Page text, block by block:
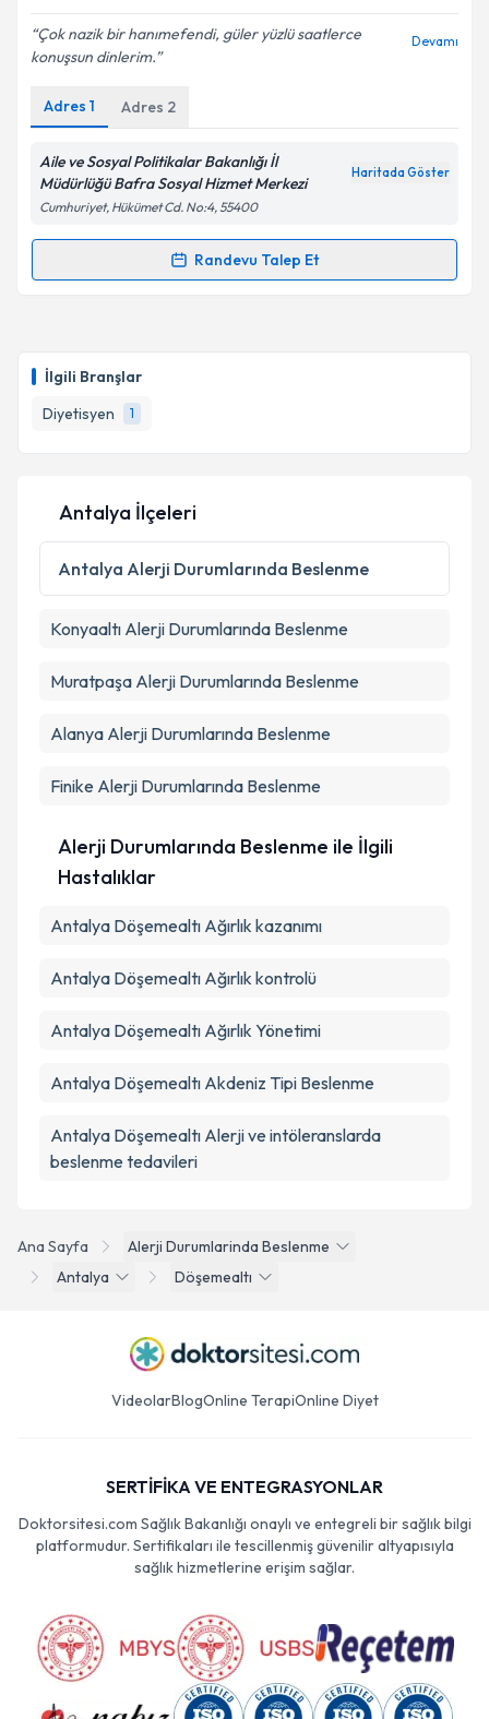
İlgili Branşlar
Diyetisyen
1
Kişisel verilerimin işlenmesine ilişkin
Metni'ni okudum ve kişisel verilerimin belirtilen
kapsamda işlenmesini kabul ediyorum.
Çok nazik bir hanımefendi, güler yüzlü saatlerce
konuşsun dinlerim.
Devamı
Adres 1 Adres 2
Aile ve Sosyal Politikalar Bakanlığı İl
Müdürlüğü Bafra Sosyal Hizmet Merkezi
Haritada Göster
Cumhuriyet, Hükümet Cd. No:4, 55400
Randevu Talep Et
Randevu Takvimi Talebi
takvim hazırlandığında e-posta ile bilgilendireceğiz.
E-posta Adresiniz
Kişisel verilerimin işlenmesine ilişkinAydınlatma
Metni 'ni okudum ve kişisel verilerimin belirtilen
kapsamda işlenmesini kabul ediyorum.
Ana Sayfa
Alerji Durumlarinda Beslenme
Antalya
Döşemealtı
Antalya İlçeleri
Antalya Alerji Durumlarında Beslenme
Konyaaltı Alerji Durumlarında Beslenme
Muratpaşa Alerji Durumlarında Beslenme
Alanya Alerji Durumlarında Beslenme
Finike Alerji Durumlarında Beslenme
Alerji Durumlarında Beslenme ile İlgili
Hastalıklar
Antalya Döşemealtı Ağırlık kazanımı
Antalya Döşemealtı Ağırlık kontrolü
Antalya Döşemealtı Ağırlık Yönetimi
Antalya Döşemealtı Akdeniz Tipi Beslenme
Antalya Döşemealtı Alerji ve intöleranslarda
beslenme tedavileri
VideolarBlogOnline TerapiOnline Diyet
SERTİFİKA VE ENTEGRASYONLAR
Doktorsitesi.com Sağlık Bakanlığı onaylı ve entegreli bir sağlık bilgi
platformudur. Sertifikaları ile tescillenmiş güvenilir altyapısıyla
sağlık hizmetlerine erişim sağlar.